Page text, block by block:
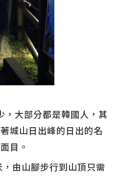
，大部分都是韓國人，其
城山日出峰的日出的名
目。
由山腳步行到山頂只需